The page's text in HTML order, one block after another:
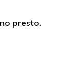
presto.